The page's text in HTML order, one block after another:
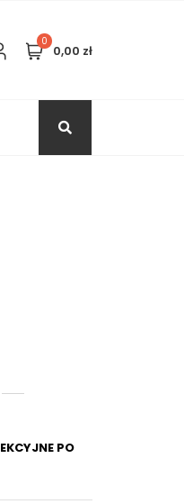
0
0,00 zł
PO